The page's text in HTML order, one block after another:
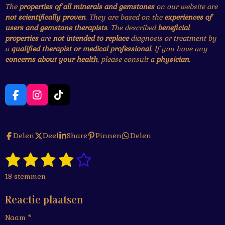
The properties of all minerals and gemstoneson our website are
not scientifically proven. They are based on the experiences of
users and gemstone therapists. The describedbeneficial
propertiesarenot intended to replacediagnosis or treatment by
a qualified therapist or medical professional. If you have any
concerns about your health, please consult a physician.
F
a
b
o
k
I
n
a
r
m
T
i
o
Delen Deel Share Pinnen Delen
R
a
t
n
:
1
s
t
e
2
s
e
3
s
e
4
e
5
e
S
18 stemmen
Reactie plaatsen
Naam *